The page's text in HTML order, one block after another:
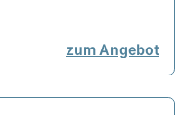
zum Angebot